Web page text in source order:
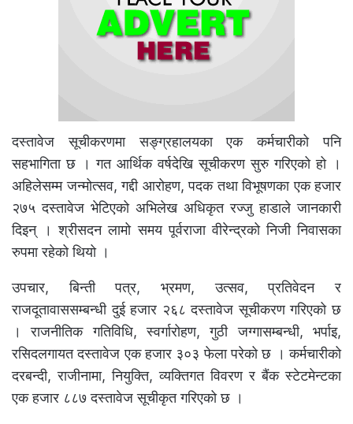
दस्तावेज सूचीकरणमा सङ्ग्रहालयका एक कर्मचारीको पनि
सहभागिता छ । गत आर्थिक वर्षदेखि सूचीकरण सुरु गरिएको हो ।
अहिलेसम्म जन्मोत्सव, गद्दी आरोहण, पदक तथा विभूषणका एक हजार
२७५ दस्तावेज भेटिएको अभिलेख अधिकृत रज्जु हाडाले जानकारी
दिइन् । श्रीसदन लामो समय पूर्वराजा वीरेन्द्रको निजी निवासका
रुपमा रहेको थियो ।
उपचार, बिन्ती पत्र, भ्रमण, उत्सव, प्रतिवेदन र
राजदूतावाससम्बन्धी दुई हजार २६८ दस्तावेज सूचीकरण गरिएको छ
। राजनीतिक गतिविधि, स्वर्गारोहण, गुठी जग्गासम्बन्धी, भर्पाइ,
रसिदलगायत दस्तावेज एक हजार ३०३ फेला परेको छ । कर्मचारीको
दरबन्दी, राजीनामा, नियुक्ति, व्यक्तिगत विवरण र बैंक स्टेटमेन्टका
एक हजार ८८७ दस्तावेज सूचीकृत गरिएको छ ।